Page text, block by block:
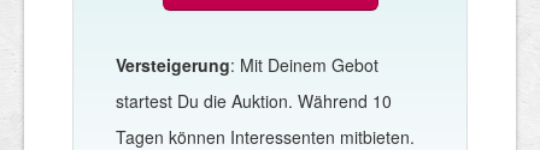
Versteigerung: Mit Deinem Gebot
startest Du die Auktion. Während 10
Tagen können Interessenten mitbieten.